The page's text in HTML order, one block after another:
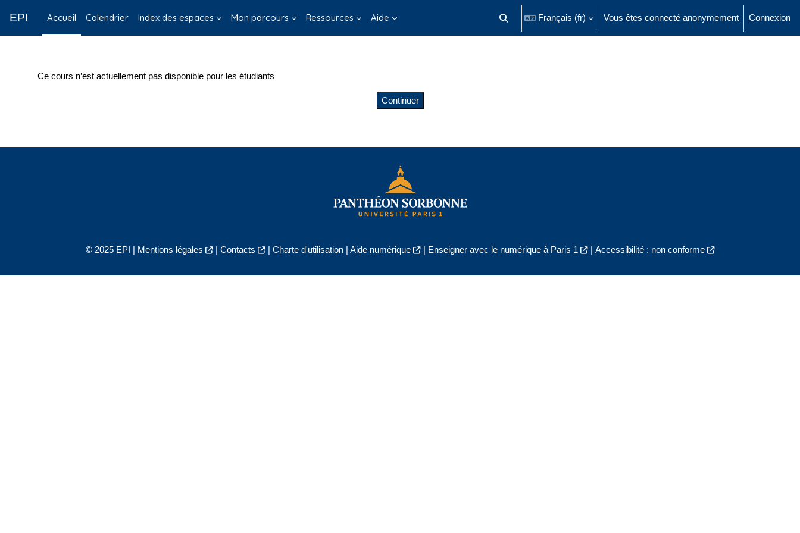
EPI Accueil Calendrier Index des espaces Mon parcours Ressources Aide Activer/désactiver la saisie de recherche
Français ‎(fr)‎ Vous êtes connecté anonymement Connexion
Ce cours n’est actuellement pas disponible pour les étudiants
Continuer
© 2025 EPI | Mentions légales | Contacts | Charte d'utilisation| Aide numérique | Enseigner avec le numérique à Paris 1 | Accessibilité : non conforme